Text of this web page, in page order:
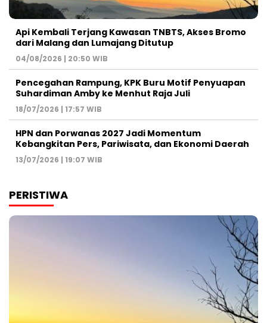
Api Kembali Terjang Kawasan TNBTS, Akses Bromo
dari Malang dan Lumajang Ditutup
04/08/2026 | 20:50 WIB
Pencegahan Rampung, KPK Buru Motif Penyuapan
Suhardiman Amby ke Menhut Raja Juli
18/07/2026 | 17:57 WIB
HPN dan Porwanas 2027 Jadi Momentum
Kebangkitan Pers, Pariwisata, dan Ekonomi Daerah
13/07/2026 | 19:07 WIB
PERISTIWA